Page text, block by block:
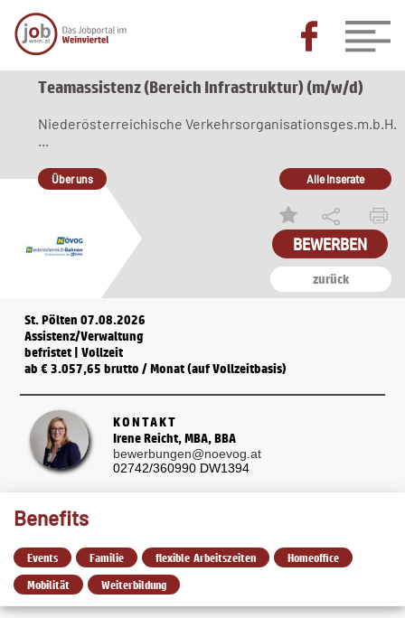
Teamassistenz (Bereich Infrastruktur) (m/w/d)
zurück
Niederösterreichische Verkehrsorganisationsges.m.b.H.
...
Über uns Alle Inserate
St. Pölten 07.08.2026
Assistenz/Verwaltung
befristet | Vollzeit
ab € 3.057,65 brutto / Monat (auf Vollzeitbasis)
KONTAKT
Irene Reicht, MBA, BBA
bewerbungen@noevog.at
02742/360990 DW1394
Benefits
Events Familie flexible Arbeitszeiten
Homeoffice
Mobilität
Weiterbildung